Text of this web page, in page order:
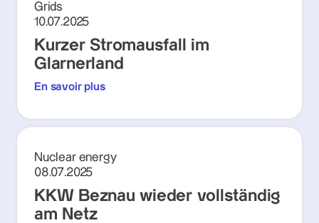
Grids
10.07.2025
Kurzer Stromausfall im
Glarnerland
En savoir plus
Nuclear energy
08.07.2025
KKW Beznau wieder vollständig
am Netz